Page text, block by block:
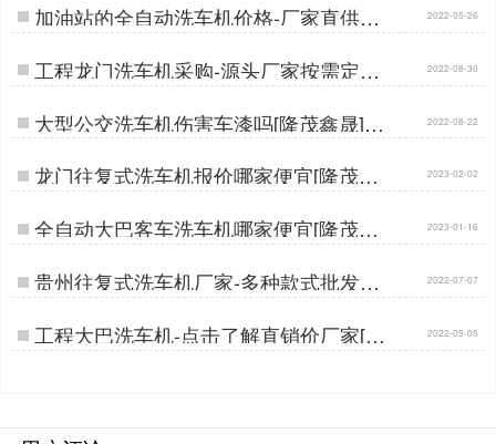
加油站的全自动洗车机价格-厂家直供更
实惠[隆茂鑫晟] …
2022-05-26
工程龙门洗车机采购-源头厂家按需定制
[隆茂鑫晟]…
2022-08-30
大型公交洗车机伤害车漆吗[隆茂鑫晟]… 2022-08-22
龙门往复式洗车机报价哪家便宜[隆茂鑫
晟]…
2023-02-02
全自动大巴客车洗车机哪家便宜[隆茂鑫
晟]…
2023-01-16
贵州往复式洗车机厂家-多种款式批发价
[隆茂鑫晟]…
2022-07-07
工程大巴洗车机-点击了解直销价厂家[隆
茂鑫晟]…
2022-05-05